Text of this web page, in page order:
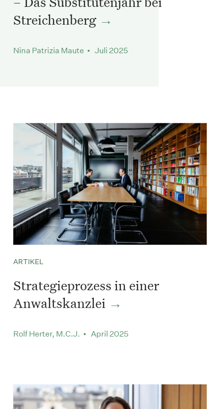
Streichenberg
Nina Patrizia Maute • Juli 2025
ARTIKEL
Strategieprozess in einer
Anwaltskanzlei
Rolf Herter, M.C.J. • April 2025